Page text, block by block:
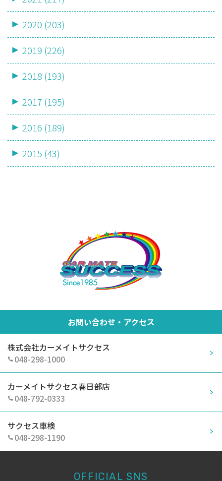
2020 (203)
2019 (226)
2018 (193)
2017 (195)
2016 (189)
2015 (43)
お問い合わせ・アクセス
株式会社カーメイトサクセス
048-298-1000
カーメイトサクセス春日部店
048-792-0333
サクセス車検
048-298-1190
OFFICIAL SNS